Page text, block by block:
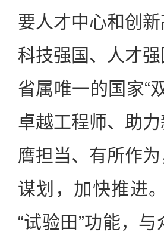
要人才中心和创
科技强国、人才
省属唯一的国家“
卓越工程师、助
膺担当、有所作
谋划，加快推进
“试验田”功能，